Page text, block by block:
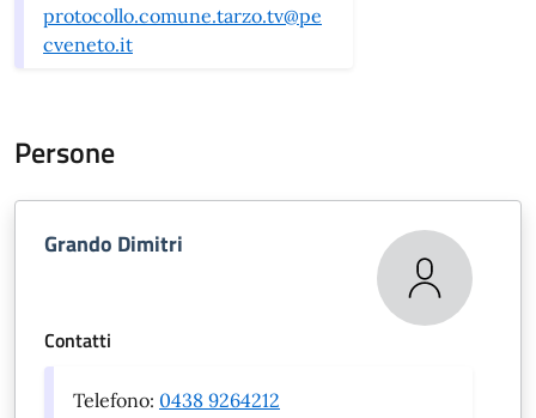
protocollo.comune.tarzo.tv@pe
cveneto.it
Persone
Grando Dimitri
Contatti
Telefono: 0438 9264212